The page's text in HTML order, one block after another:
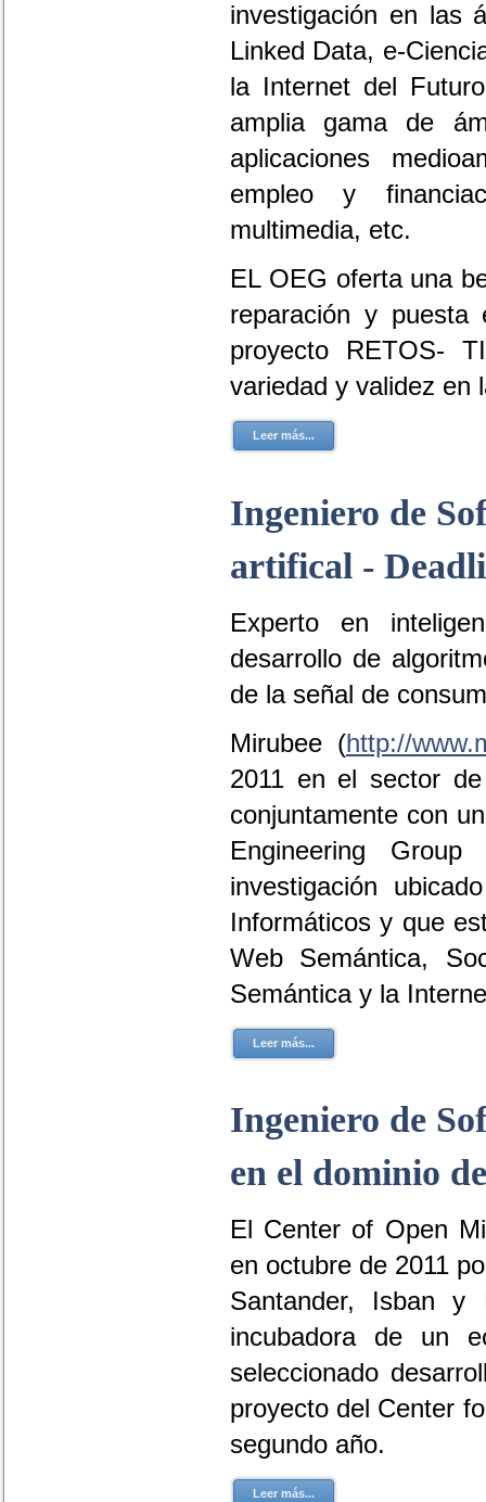
investigación en las
Linked Data, e-
la Internet del
amplia gama de
aplicaciones
empleo y
multimedia, etc.
EL OEG oferta una
reparación y puesta
proyecto RETOS-
variedad y validez en
Leer más...
Ingeniero de
artifical -
Experto en
desarrollo de
de la señal de
Mirubee (http://
2011 en el sector
conjuntamente con
Engineering
investigación
Informáticos y que
Web Semántica,
Semántica y la
Leer más...
Ingeniero de
en el dominio
El Center of Open
en octubre de 2011
Santander, Isban
incubadora de un
seleccionado
proyecto del Center
segundo año.
Leer más...